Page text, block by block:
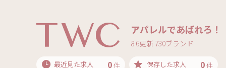
アパレルであばれろ！
8.6更新 730ブランド
最近見た求人 0件 保存した求人 0件